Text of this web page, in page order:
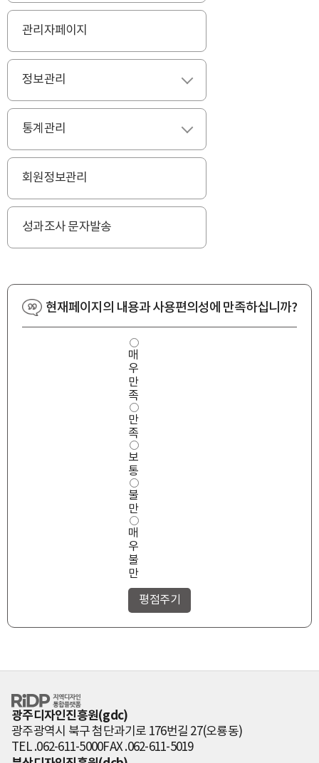
관리자페이지
정보관리
통계관리
회원정보관리
성과조사 문자발송
현재페이지의 내용과 사용편의성에 만족하십니까?
사
용
편
의
성
만
족
도
매
우
만
족
만
족
보
통
불
만
매
우
불
만
RiDP 지역디자
인 통합플랫폼
광주디자인진흥원(gdc)
광주광역시 북구 첨단과기로 176번길 27(오룡동)
TEL .062-611-5000FAX .062-611-5019